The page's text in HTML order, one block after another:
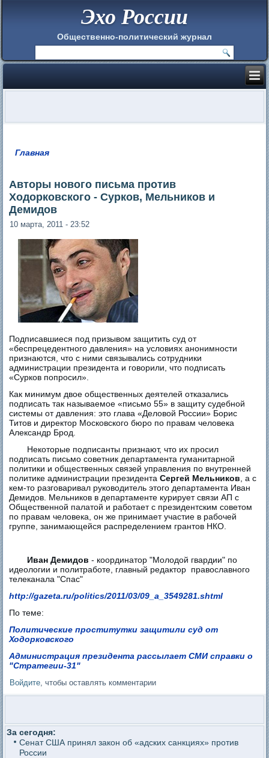
Эхо России
Общественно-политический журнал
Главная
Авторы нового письма против
Ходорковского - Сурков, Мельников и
Демидов
10 марта, 2011 - 23:52
Подписавшиеся под призывом защитить суд от
«беспрецедентного давления» на условиях анонимности
признаются, что с ними связывались сотрудники
администрации президента и говорили, что подписать
«Сурков попросил».
Как минимум двое общественных деятелей отказались
подписать так называемое «письмо 55» в защиту судебной
системы от давления: это глава «Деловой России» Борис
Титов и директор Московского бюро по правам человека
Александр Брод.
Некоторые подписанты признают, что их просил
подписать письмо советник департамента гуманитарной
политики и общественных связей управления по внутренней
политике администрации президентаСергей Мельников , а с
кем-то разговаривал руководитель этого департамента Иван
Демидов. Мельников в департаменте курирует связи АП с
Общественной палатой и работает с президентским советом
по правам человека, он же принимает участие в рабочей
группе, занимающейся распределением грантов НКО.
Иван Демидов - координатор "Молодой гвардии" по
идеологии и политработе, главный редактор православного
телеканала "Спас"
http://gazeta.ru/politics/2011/03/09_a_3549281.shtml
По теме:
Политические проститутки защитили суд от
Ходорковского
Администрация президента рассылает СМИ справки о
"Стратегии-31"
Войдите , чтобы оставлять комментарии
За сегодня:
Сенат США принял закон об «адских санкциях» против
России